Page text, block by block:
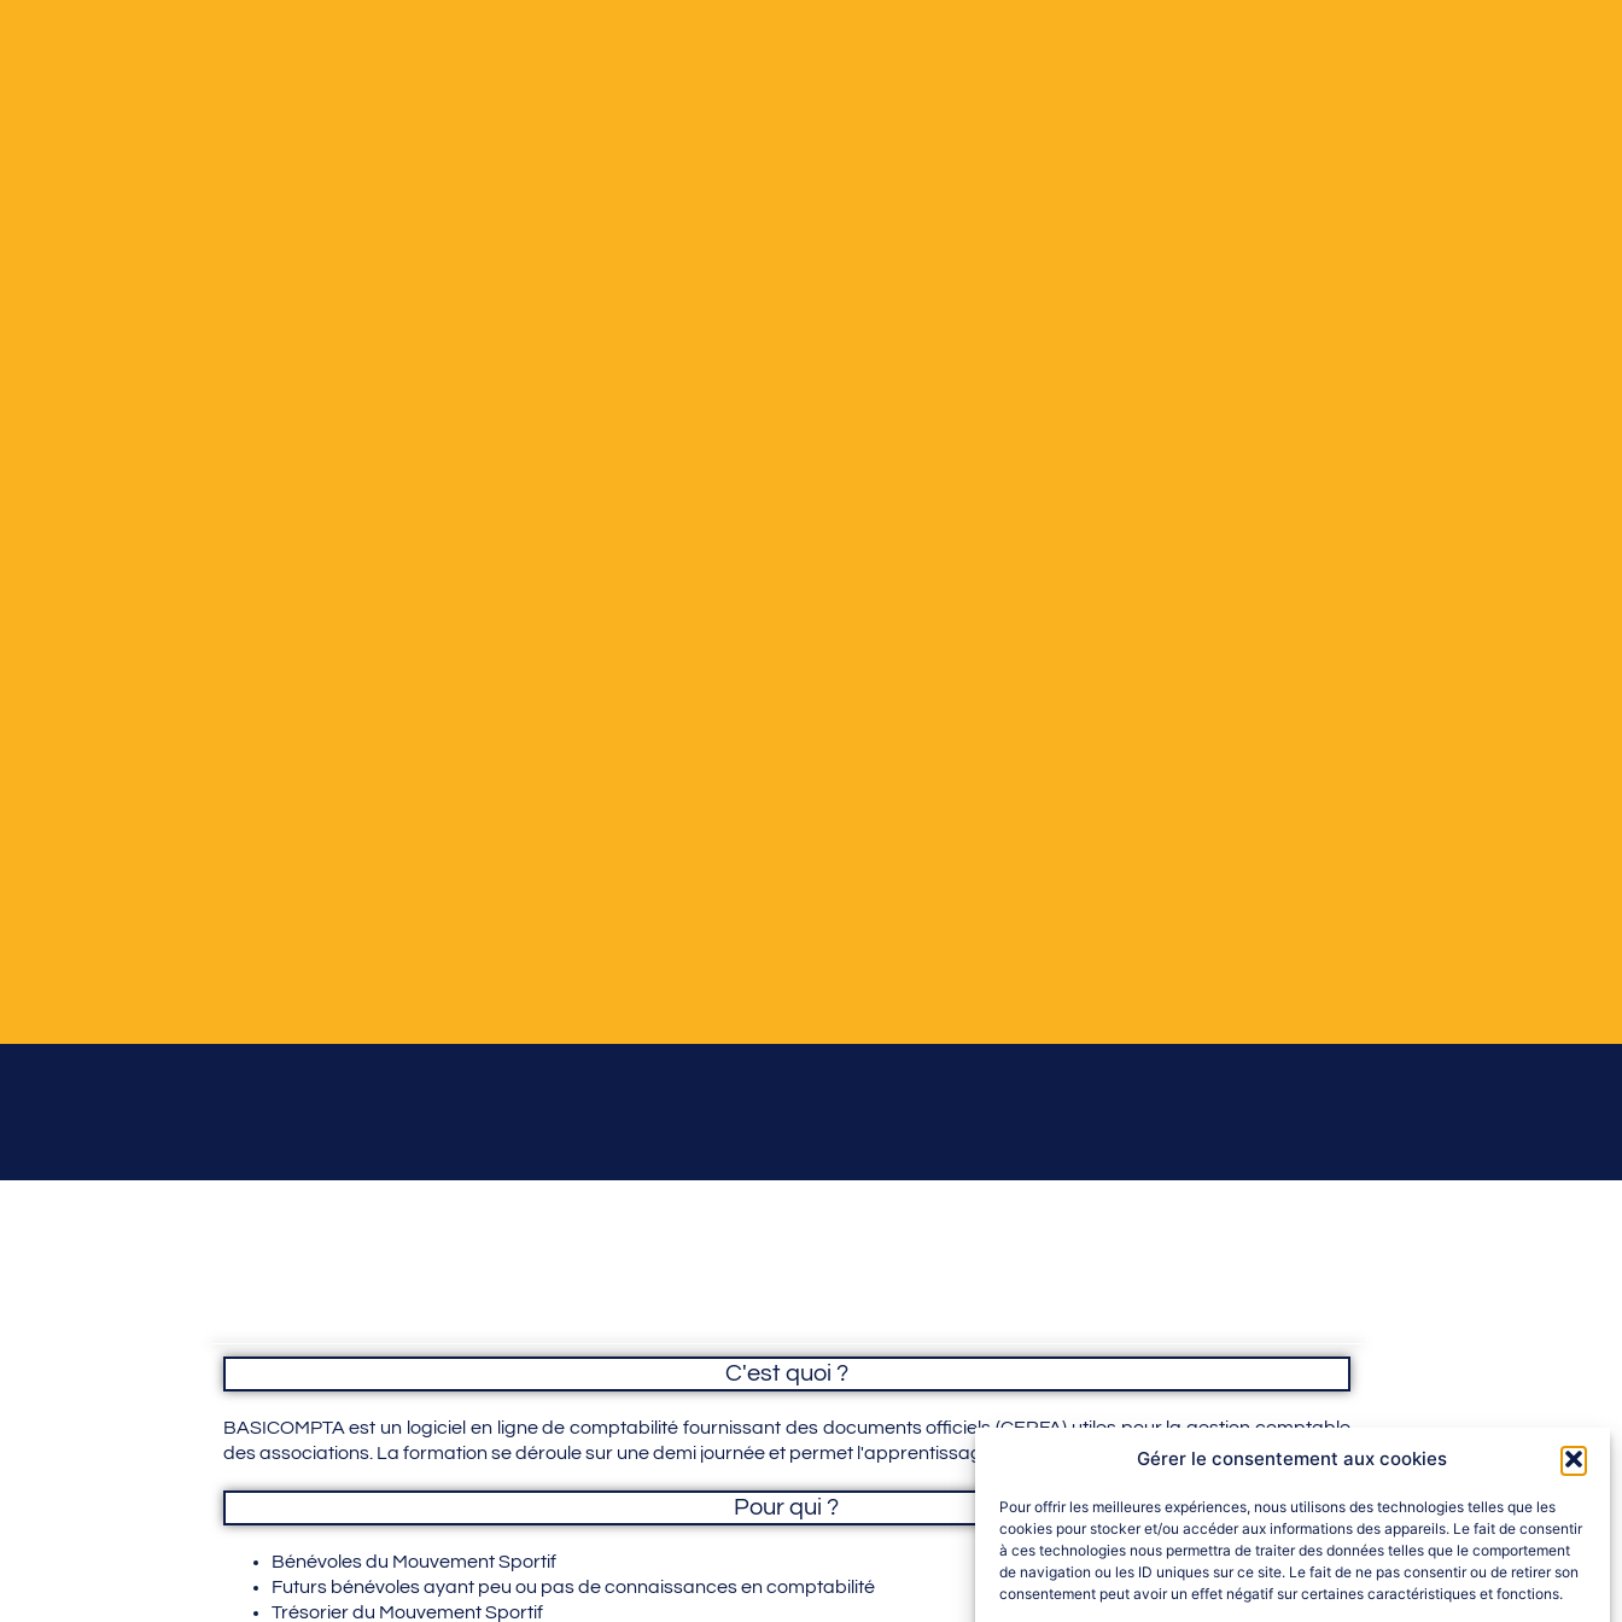
Gérer le consentement aux cookies
Pour offrir les meilleures expériences, nous utilisons des technologies telles que les
cookies pour stocker et/ou accéder aux informations des appareils. Le fait de consentir
à ces technologies nous permettra de traiter des données telles que le comportement
de navigation ou les ID uniques sur ce site. Le fait de ne pas consentir ou de retirer son
consentement peut avoir un effet négatif sur certaines caractéristiques et fonctions.
C'est quoi ?
BASICOMPTA est un logiciel en ligne de comptabilité fournissant des documents officiels (CERFA) utiles pour la gestion comptable
des associations. La formation se déroule sur une demi journée et permet l'apprentissage des différentes fonctionnalités du logiciel.
Pour qui ?
Bénévoles du Mouvement Sportif
Futurs bénévoles ayant peu ou pas de connaissances en comptabilité
Trésorier du Mouvement Sportif